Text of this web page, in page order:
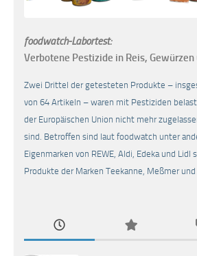
foodwatch-Labortest:
Verbotene Pestizide in Reis, Gewürzen
Zwei Drittel der getesteten Produkte –
von 64 Artikeln – waren mit Pestiziden
der Europäischen Union nicht mehr
sind. Betroffen sind laut foodwatch unter
Eigenmarken von REWE, Aldi, Edeka und Lidl
Produkte der Marken Teekanne, Meßmer